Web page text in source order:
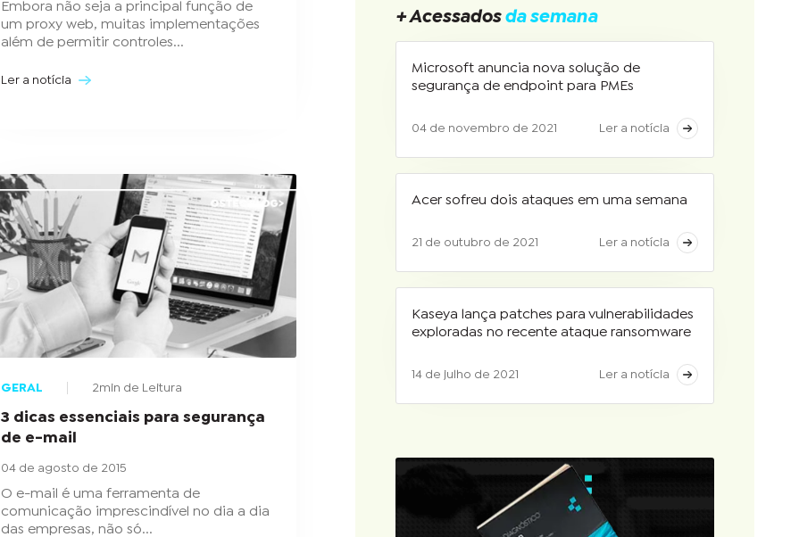
Embora não seja a principal função de
um proxy web, muitas implementações
além de permitir controles...
Ler a notícia
GERAL 2min de Leitura
3 dicas essenciais para segurança
de e-mail
04 de agosto de 2015
O e-mail é uma ferramenta de
comunicação imprescindível no dia a dia
das empresas, não só...
+ Acessados da semana
Microsoft anuncia nova solução de
segurança de endpoint para PMEs
04 de novembro de 2021 Ler a notícia
Acer sofreu dois ataques em uma semana
21 de outubro de 2021 Ler a notícia
Kaseya lança patches para vulnerabilidades
exploradas no recente ataque ransomware
14 de julho de 2021 Ler a notícia